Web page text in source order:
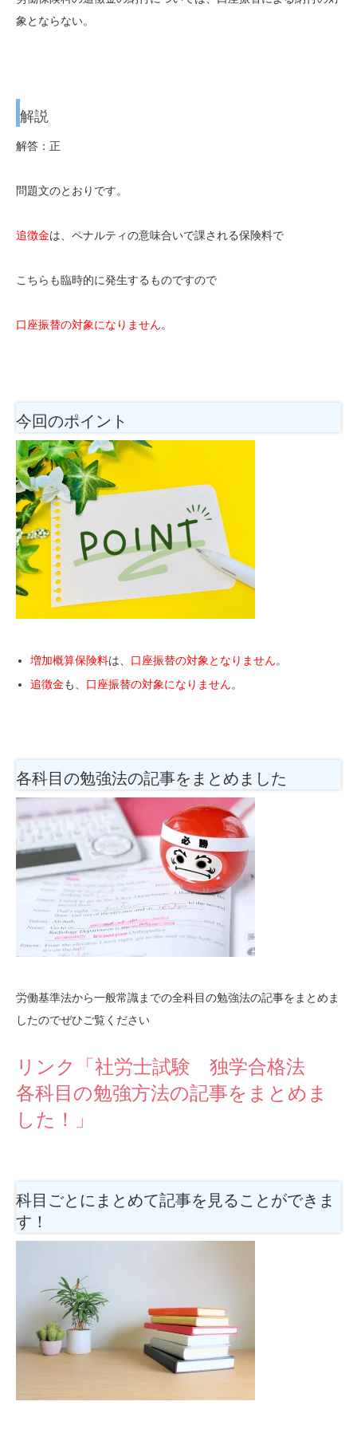
象とならない。
解説
解答：正
問題文のとおりです。
追徴金は、ペナルティの意味合いで課される保険料で
こちらも臨時的に発生するものですので
口座振替の対象になりません。
今回のポイント
増加概算保険料は、 口座振替の対象となりません。
追徴金も、 口座振替の対象になりません。
各科目の勉強法の記事をまとめました
労働基準法から一般常識までの全科目の勉強法の記事をまとめま
したのでぜひご覧ください
リンク「社労士試験 独学合格法
各科目の勉強方法の記事をまとめま
した！」
科目ごとにまとめて記事を見ることができま
す！